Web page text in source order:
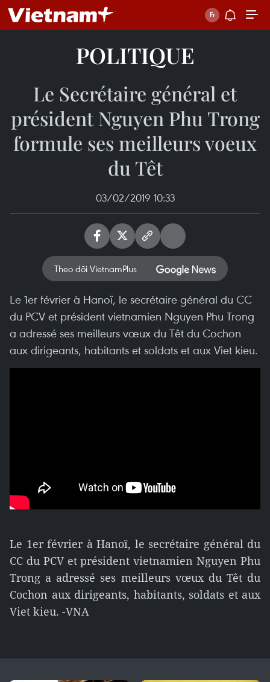
POLITIQUE
Le Secrétaire général et
président Nguyen Phu Trong
formule ses meilleurs voeux
du Têt
03/02/2019 10:33
Theo dõi VietnamPlus
Le 1er février à Hanoï, le secrétaire général du CC
du PCV et président vietnamien Nguyen Phu Trong
a adressé ses meilleurs vœux du Têt du Cochon
aux dirigeants, habitants et soldats et aux Viet kieu.
Le 1er février à Hanoï, le secrétaire général du
CC du PCV et président vietnamien Nguyen Phu
Trong a adressé ses meilleurs vœux du Têt du
Cochon aux dirigeants, habitants, soldats et aux
Viet kieu. -VNA